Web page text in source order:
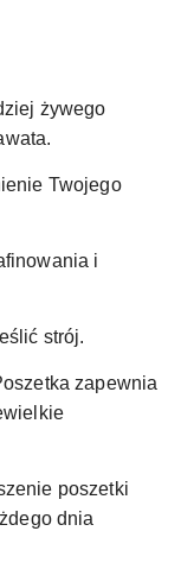
żywego
Twojego
i
strój.
zapewnia
poszetki
dnia